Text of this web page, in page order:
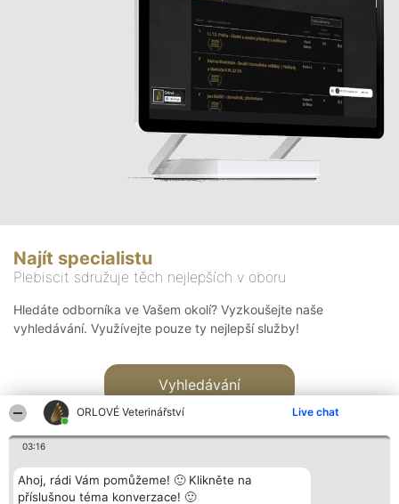
ORLOVÉ Veterinářství Live chat
03:16
Ahoj, rádi Vám pomůžeme! 🙂 Klikněte na
příslušnou téma konverzace! 🙂
Najít specialistu
Plebiscit sdružuje těch nejlepších v oboru
Hledáte odborníka ve Vašem okolí? Vyzkoušejte naše
vyhledávání. Využívejte pouze ty nejlepší služby!
Vyhledávání